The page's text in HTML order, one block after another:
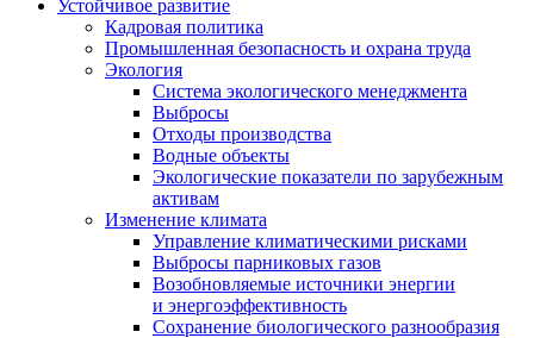
Устойчивое развитие
Кадровая политика
Промышленная безопасность и охрана труда
Экология
Система экологического менеджмента
Выбросы
Отходы производства
Водные объекты
Экологические показатели по зарубежным
активам
Изменение климата
Управление климатическими рисками
Выбросы парниковых газов
Возобновляемые источники энергии
и энергоэффективность
Сохранение биологического разнообразия